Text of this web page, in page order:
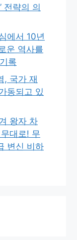
전략의 의
에서 10년
운 역사를
록
, 국가 재
동되고 있
왕자 차
대로! 무
변신 비하